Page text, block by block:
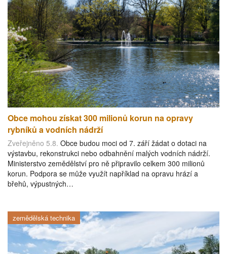
Obce mohou získat 300 milionů korun na opravy
rybníků a vodních nádrží
Zveřejněno 5.8. Obce budou moci od 7. září žádat o dotaci na
výstavbu, rekonstrukci nebo odbahnění malých vodních nádrží.
Ministerstvo zemědělství pro ně připravilo celkem 300 milionů
korun. Podpora se může využít například na opravu hrází a
břehů, výpustných…
zemědělská technika